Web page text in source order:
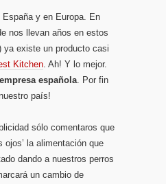
España y en Europa. En
nos llevan años en estos
existe un producto casi
Kitchen . Ah! Y lo mejor.
empresa española . Por fin
país!
sólo comentaros que
ojos’ la alimentación que
dando a nuestros perros
un cambio de